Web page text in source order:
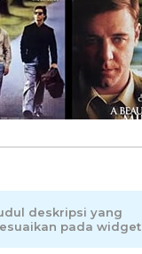
deskripsi yang
pada widget